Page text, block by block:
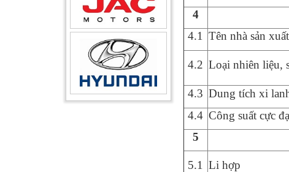
4
4.1 Tên nhà sản
4.2 Loại nhiên liệu,
4.3 Dung tích xi
4.4 Công suất cực
5
5.1 Li hợp